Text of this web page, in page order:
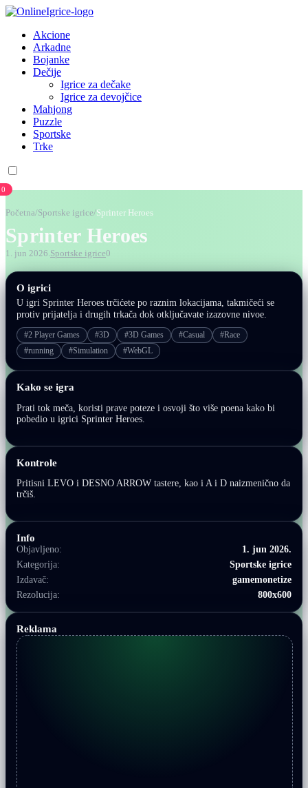
Akcione
Arkadne
Bojanke
Dečije
Igrice za dečake
Igrice za devojčice
Mahjong
Puzzle
Sportske
Trke
0
Početna/Sportske igrice/Sprinter Heroes
Sprinter Heroes
1. jun 2026.Sportske igrice0
O igrici
U igri Sprinter Heroes trčićete po raznim lokacijama, takmičeći se
protiv prijatelja i drugih trkača dok otključavate izazovne nivoe.
#2 Player Games #3D #3D Games #Casual
#Race
#running
#Simulation #WebGL
Kako se igra
Prati tok meča, koristi prave poteze i osvoji što više poena kako bi
pobedio u igrici Sprinter Heroes.
Kontrole
Pritisni LEVO i DESNO ARROW tastere, kao i A i D naizmenično da
trčiš.
Info
Objavljeno:
1. jun 2026.
Kategorija:
Sportske igrice
Izdavač:
gamemonetize
Rezolucija:
800x600
Reklama